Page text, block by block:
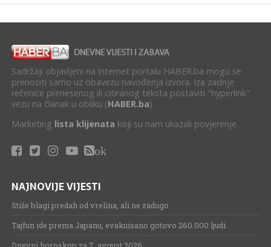
Sadržaji objavljeni na internet portalu HABER.ba mogu se
prenositi samo uz obavezu navođenja izvora. Iza zadnje
rečenice prenesenog ili citiranog teksta postaviti "hyperlink"
vezu na članak u obliku (HABER.ba).
Marketing lista klijenata koji su nam ukazali povjerenje.
ok
NAJNOVIJE VIJESTI
Stiže blagi predah od vrelina, ali ne zadugo
Tajfun ide prema Japanu, evakuisano gotovo 260.000 ljudi